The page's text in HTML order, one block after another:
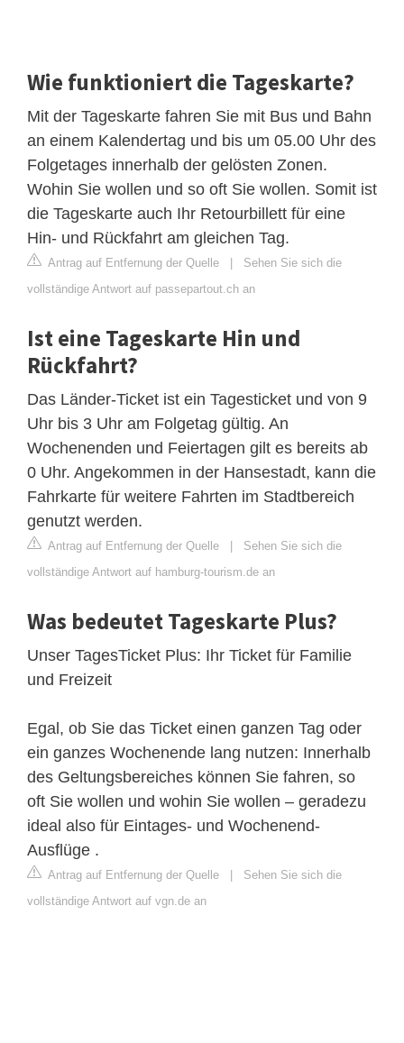
Wie funktioniert die Tageskarte?
Mit der Tageskarte fahren Sie mit Bus und Bahn
an einem Kalendertag und bis um 05.00 Uhr des
Folgetages innerhalb der gelösten Zonen.
Wohin Sie wollen und so oft Sie wollen. Somit ist
die Tageskarte auch Ihr Retourbillett für eine
Hin- und Rückfahrt am gleichen Tag.
Antrag auf Entfernung der Quelle | Sehen Sie sich die
vollständige Antwort auf passepartout.ch an
Ist eine Tageskarte Hin und
Rückfahrt?
Das Länder-Ticket ist ein Tagesticket und von 9
Uhr bis 3 Uhr am Folgetag gültig. An
Wochenenden und Feiertagen gilt es bereits ab
0 Uhr. Angekommen in der Hansestadt, kann die
Fahrkarte für weitere Fahrten im Stadtbereich
genutzt werden.
Antrag auf Entfernung der Quelle | Sehen Sie sich die
vollständige Antwort auf hamburg-tourism.de an
Was bedeutet Tageskarte Plus?
Unser TagesTicket Plus: Ihr Ticket für Familie
und Freizeit
Egal, ob Sie das Ticket einen ganzen Tag oder
ein ganzes Wochenende lang nutzen: Innerhalb
des Geltungsbereiches können Sie fahren, so
oft Sie wollen und wohin Sie wollen – geradezu
ideal also für Eintages- und Wochenend-
Ausflüge .
Antrag auf Entfernung der Quelle | Sehen Sie sich die
vollständige Antwort auf vgn.de an